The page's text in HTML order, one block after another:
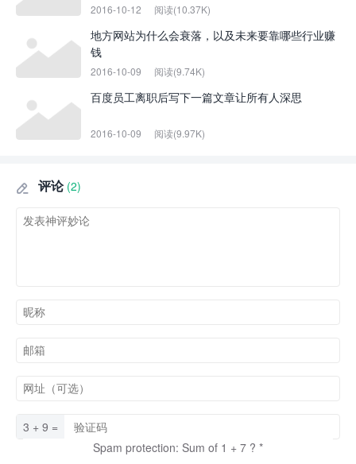
2016-10-12 阅读(10.37K)
地方网站为什么会衰落，以及未来要靠哪些行业赚
钱
2016-10-09 阅读(9.74K)
百度员工离职后写下一篇文章让所有人深思
2016-10-09 阅读(9.97K)
 评论 (2)
3 + 9 =
Spam protection: Sum of 1 + 7 ? *